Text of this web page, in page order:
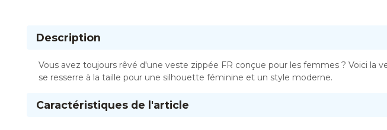
Description
Vous avez toujours rêvé d'une veste zippée FR conçue pour les femmes ? Voici
se resserre à la taille pour une silhouette féminine et un style moderne.
Caractéristiques de l'article